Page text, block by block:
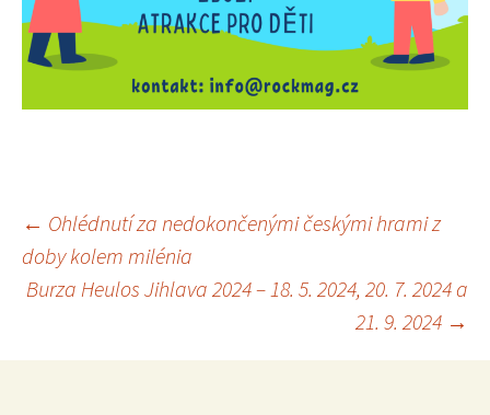
Navigace
pro
příspěvek
← Ohlédnutí za nedokončenými českými hrami z
doby kolem milénia
Burza Heulos Jihlava 2024 – 18. 5. 2024, 20. 7. 2024 a
21. 9. 2024 →